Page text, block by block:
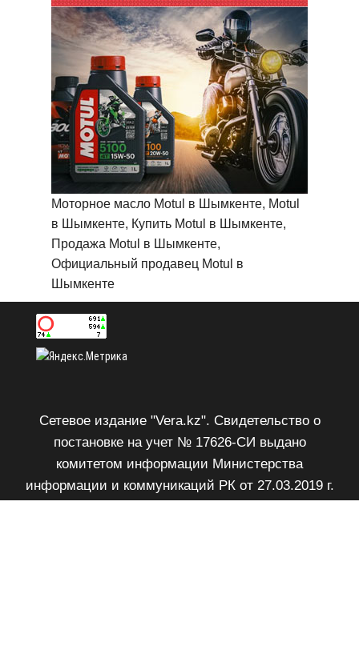
Моторное масло Motul в Шымкенте, Motul
в Шымкенте, Купить Motul в Шымкенте,
Продажа Motul в Шымкенте,
Официальный продавец Motul в
Шымкенте
Сетевое издание "Vera.kz". Свидетельство о
постановке на учет № 17626-СИ выдано
комитетом информации Министерства
информации и коммуникаций РК от 27.03.2019 г.